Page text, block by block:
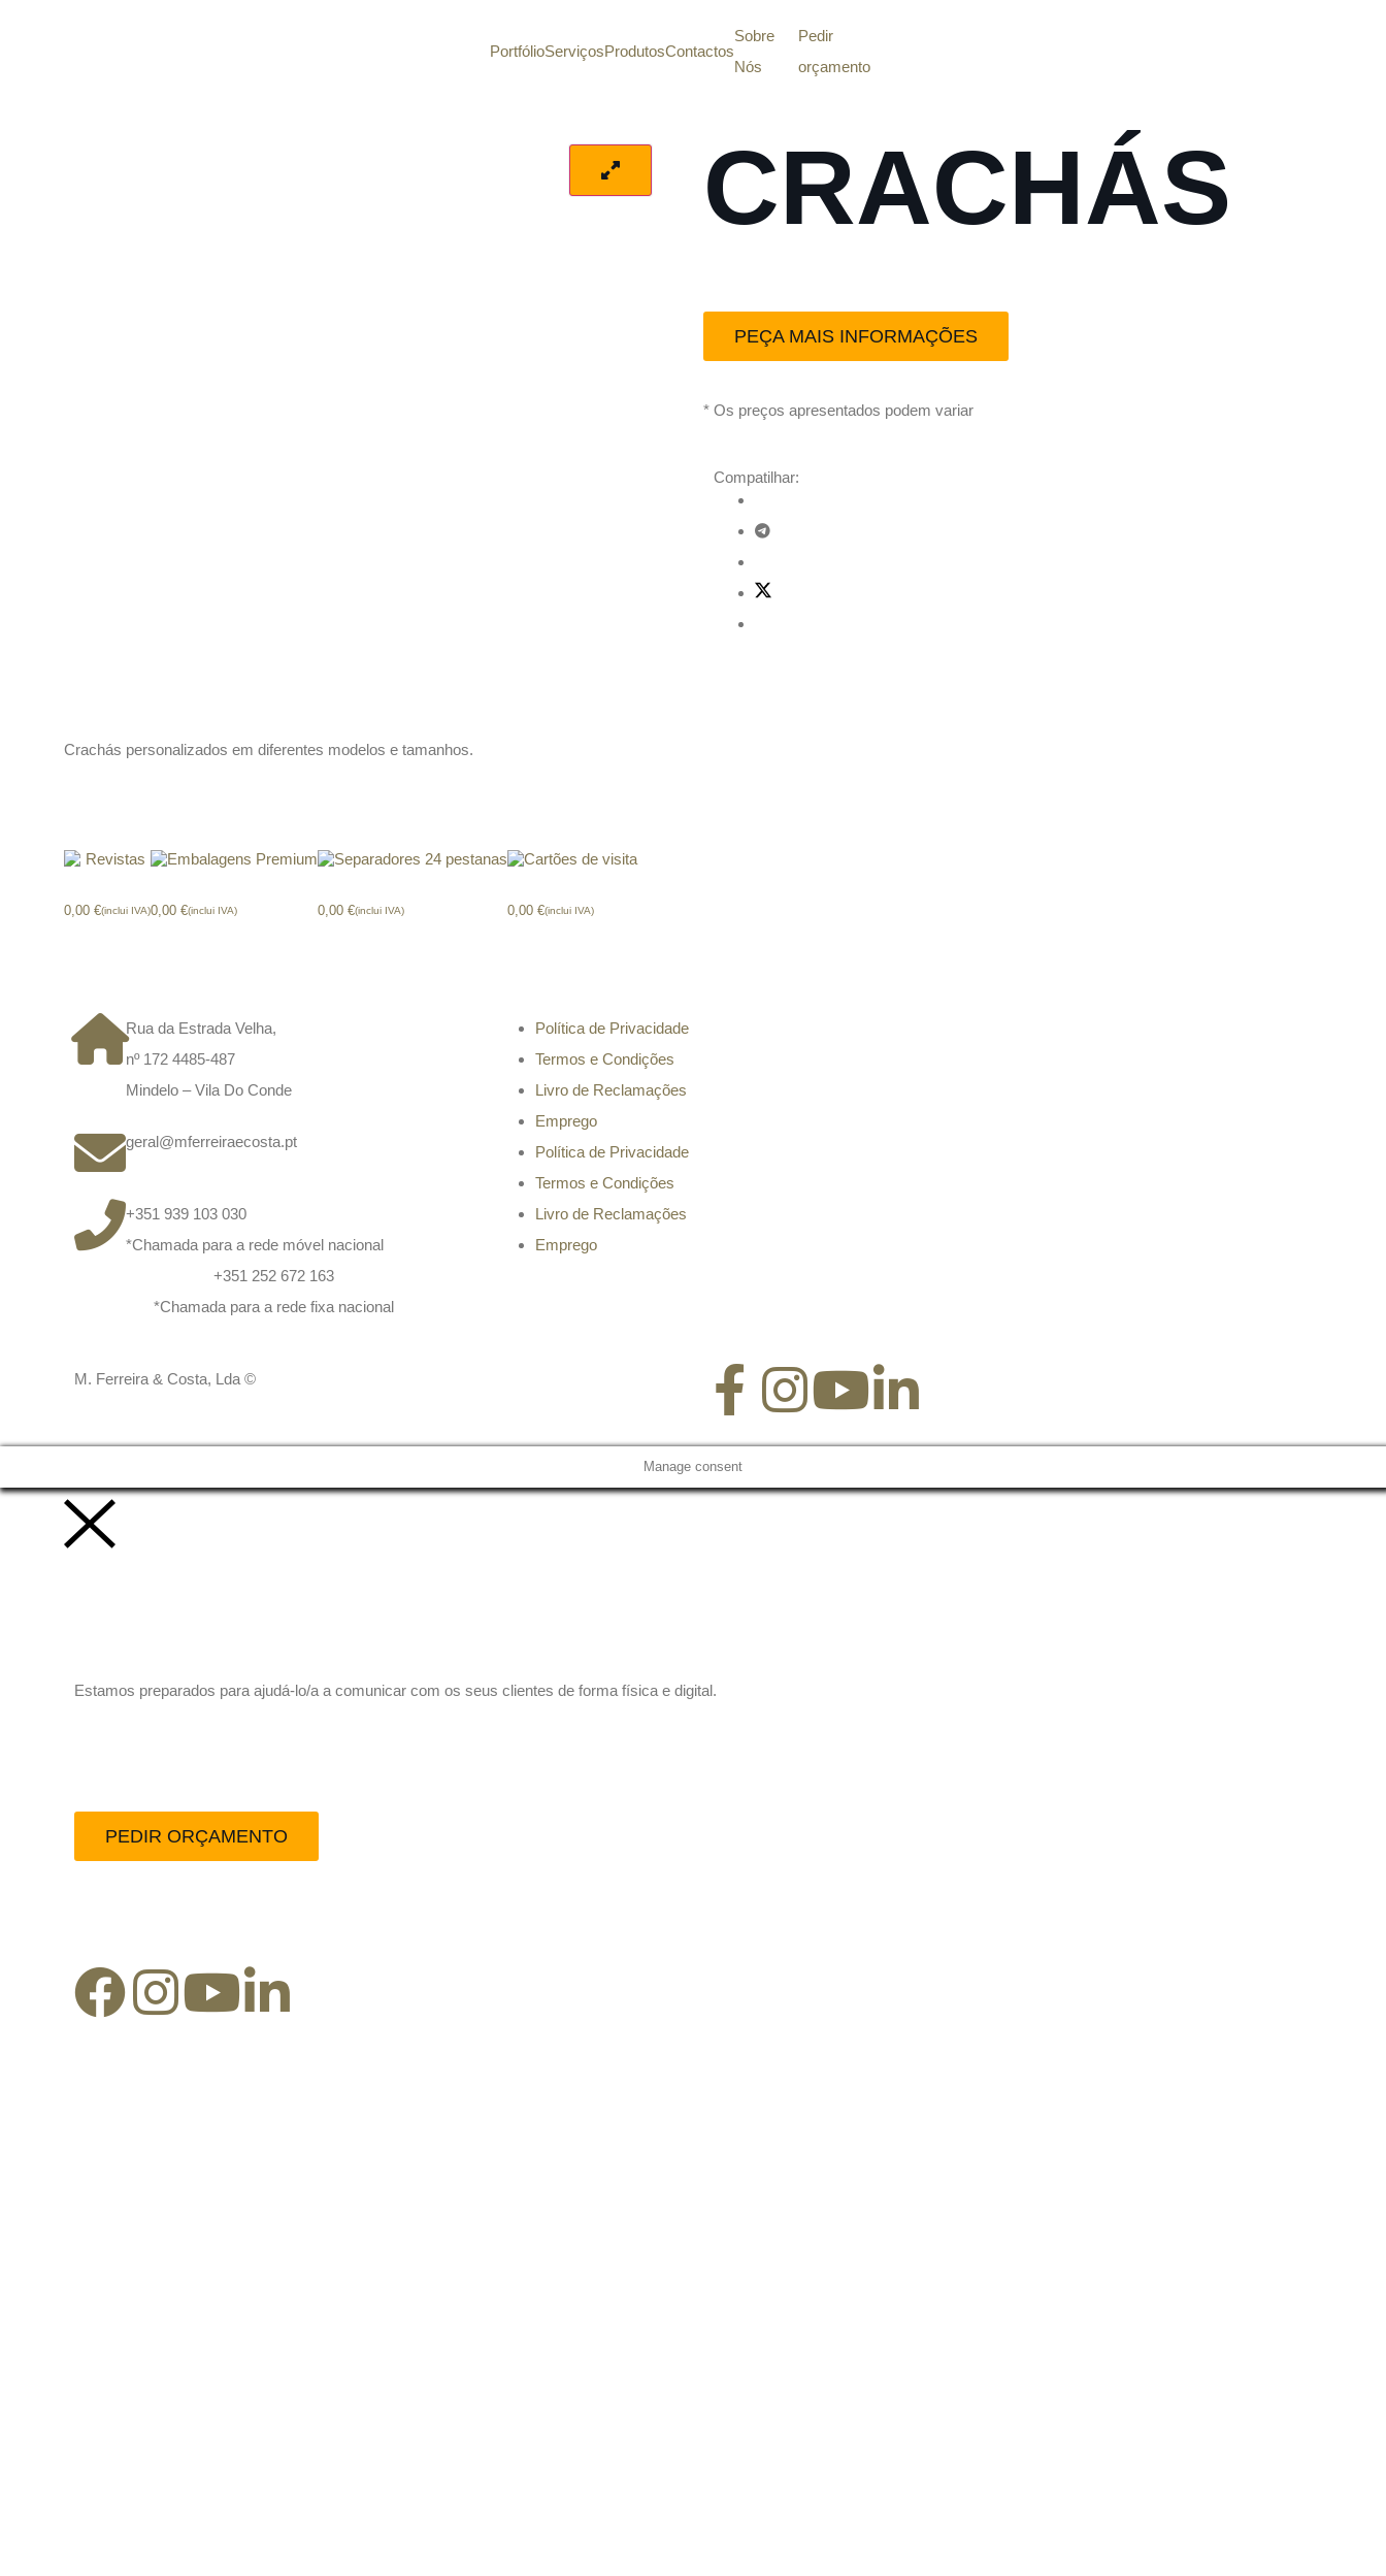
PortfólioServiçosProdutosContactos
Sobre
Nós
Pedir
orçamento
CRACHÁS
PEÇA MAIS INFORMAÇÕES
* Os preços apresentados podem variar
Compatilhar:
Crachás personalizados em diferentes modelos e tamanhos.
0,00 €(inclui IVA)0,00 €(inclui IVA) 0,00 €(inclui IVA) 0,00 €(inclui IVA)
Rua da Estrada Velha,
nº 172 4485-487
Mindelo – Vila Do Conde
geral@mferreiraecosta.pt
+351 939 103 030
*Chamada para a rede móvel nacional
+351 252 672 163
*Chamada para a rede fixa nacional
Política de Privacidade
Termos e Condições
Livro de Reclamações
Emprego
Política de Privacidade
Termos e Condições
Livro de Reclamações
Emprego
M. Ferreira & Costa, Lda ©
Manage consent
Estamos preparados para ajudá-lo/a a comunicar com os seus clientes de forma física e digital.
PEDIR ORÇAMENTO